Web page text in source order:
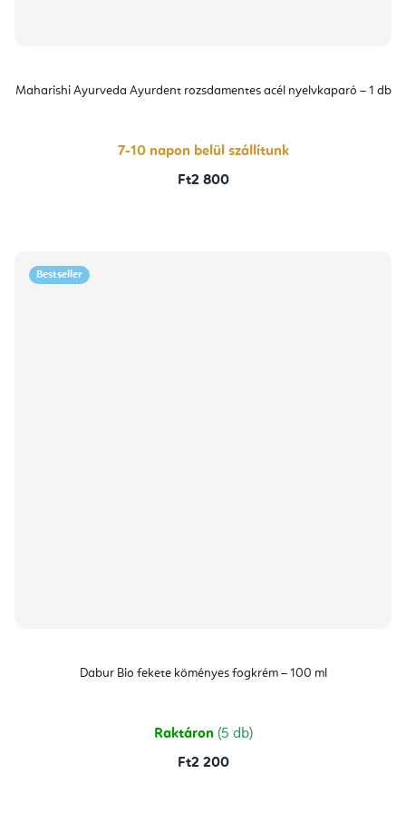
Maharishi Ayurveda Ayurdent rozsdamentes acél nyelvkaparó – 1 db
7-10 napon belül szállítunk
Ft2 800
Bestseller
Dabur Bio fekete köményes fogkrém – 100 ml
Raktáron (5 db)
Ft2 200